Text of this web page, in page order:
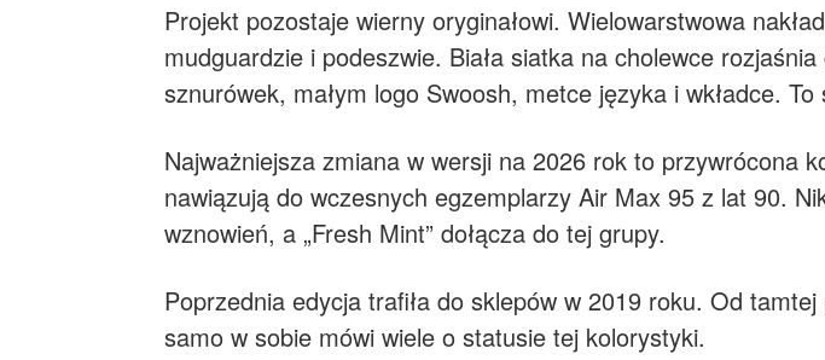
Projekt pozostaje wierny oryginałowi. Wielowarstwowa
mudguardzie i podeszwie. Biała siatka na cholewce
sznurówek, małym logo Swoosh, metce języka i wkładce.
Najważniejsza zmiana w wersji na 2026 rok to przywrócona
nawiązują do wczesnych egzemplarzy Air Max 95 z lat 90.
wznowień, a „Fresh Mint” dołącza do tej grupy.
Poprzednia edycja trafiła do sklepów w 2019 roku. Od
samo w sobie mówi wiele o statusie tej kolorystyki.